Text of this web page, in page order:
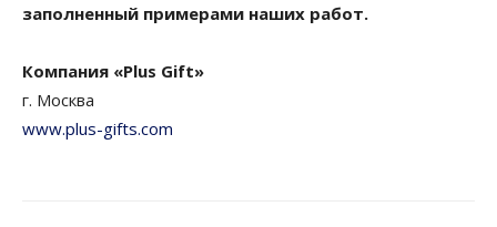
заполненный примерами наших работ.
Компания «Plus Gift»
г. Москва
www.plus-gifts.com